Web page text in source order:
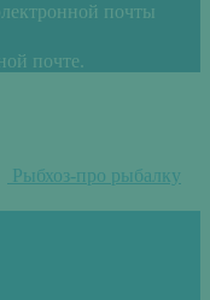
почты
почте.
Рыбхоз-про рыбалку